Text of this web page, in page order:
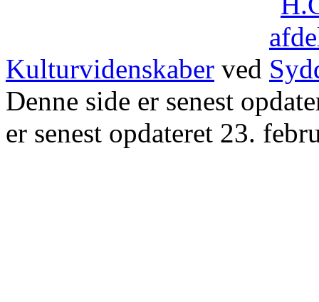
Kulturvidenskaber ved
Denne side er senest
er senest opdateret 23.